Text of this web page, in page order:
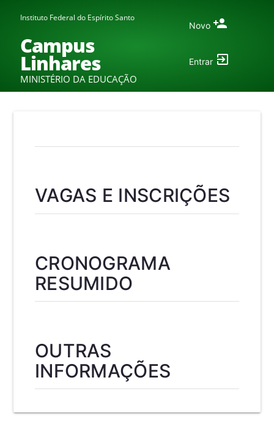
Instituto Federal do Espírito Santo
Campus
Linhares
MINISTÉRIO DA EDUCAÇÃO
Novo
Entrar
VAGAS E INSCRIÇÕES
CRONOGRAMA
RESUMIDO
OUTRAS
INFORMAÇÕES